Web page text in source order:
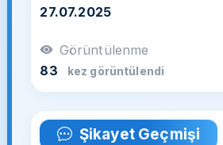
27.07.2025
Görüntülenme
83
kez görüntülendi
Şikayet Geçmişi